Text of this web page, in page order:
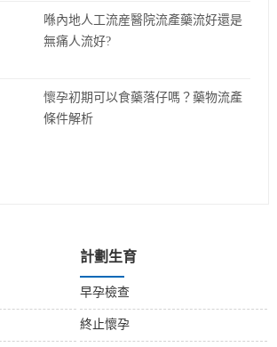
喺內地人工流産醫院流產藥流好還是
無痛人流好?
懷孕初期可以食藥落仔嗎？藥物流產
條件解析
計劃生育
早孕檢查
終止懷孕